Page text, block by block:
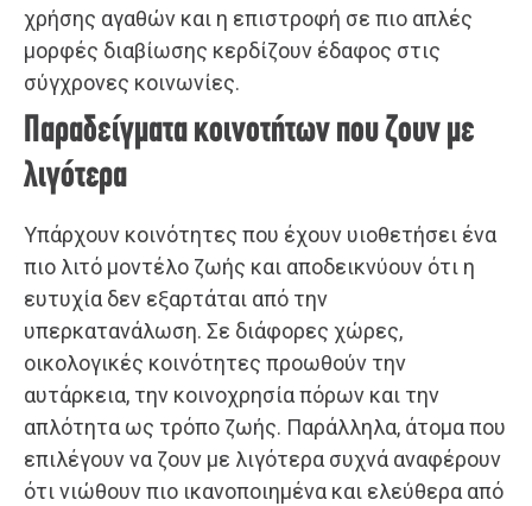
χρήσης αγαθών και η επιστροφή σε πιο απλές
μορφές διαβίωσης κερδίζουν έδαφος στις
σύγχρονες κοινωνίες.
Παραδείγματα κοινοτήτων που ζουν με
λιγότερα
Υπάρχουν κοινότητες που έχουν υιοθετήσει ένα
πιο λιτό μοντέλο ζωής και αποδεικνύουν ότι η
ευτυχία δεν εξαρτάται από την
υπερκατανάλωση. Σε διάφορες χώρες,
οικολογικές κοινότητες προωθούν την
αυτάρκεια, την κοινοχρησία πόρων και την
απλότητα ως τρόπο ζωής. Παράλληλα, άτομα που
επιλέγουν να ζουν με λιγότερα συχνά αναφέρουν
ότι νιώθουν πιο ικανοποιημένα και ελεύθερα από